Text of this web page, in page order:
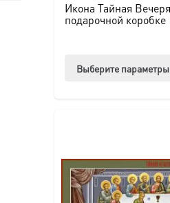
Икона Тайная
подарочной коробке
Выберите параметры